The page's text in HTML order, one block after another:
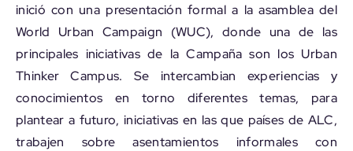
inició con una presentación formal a la asamblea del
World Urban Campaign (WUC), donde una de las
principales iniciativas de la Campaña son los Urban
Thinker Campus. Se intercambian experiencias y
conocimientos en torno diferentes temas, para
plantear a futuro, iniciativas en las que países de ALC,
trabajen sobre asentamientos informales con